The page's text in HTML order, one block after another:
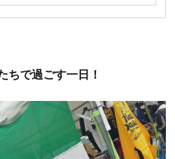
ちで過ごす一日！